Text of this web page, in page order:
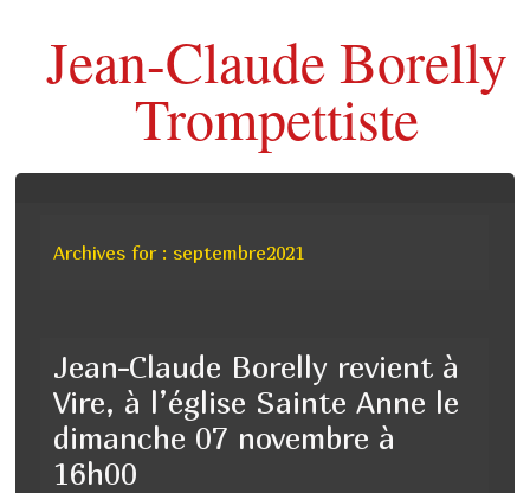
Jean-Claude Borelly
Trompettiste
Archives for : septembre2021
Jean-Claude Borelly revient à
Vire, à l’église Sainte Anne le
dimanche 07 novembre à
16h00